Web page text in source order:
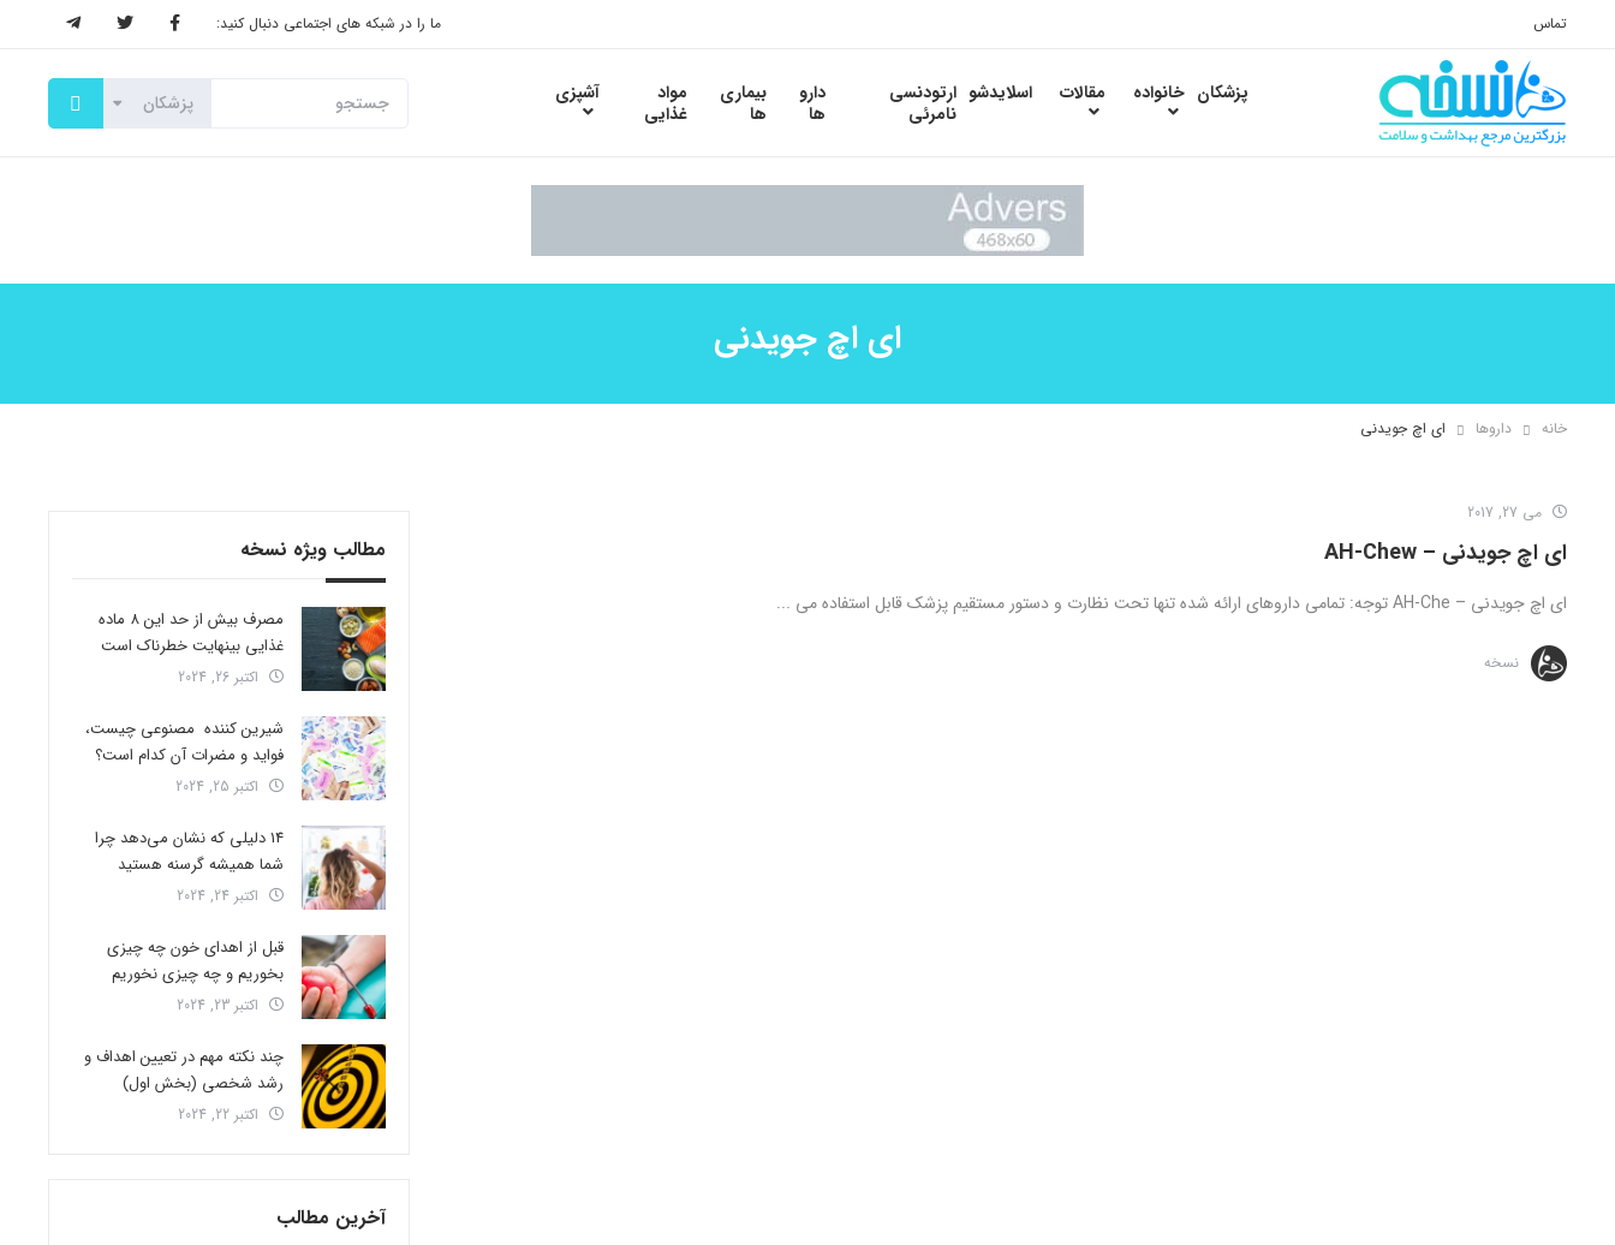
تماس ما را در شبکه های اجتماعی دنبال کنید:
پزشکان خانواده مقالات اسلایدشو ارتودنسی
نامرئی
دارو
ها
بیماری
ها
مواد
غذایی
آشپزی
ای اچ جویدنی
خانه داروها ای اچ جویدنی
می 27, 2017
ای اچ جویدنی – AH-Chew
ای اچ جویدنی – AH-Che توجه: تمامی داروهای ارائه شده تنها تحت نظارت و دستور مستقیم پزشک قابل استفاده می ...
نسخه
مطالب ویژه نسخه
مصرف بیش از حد این 8 ماده
غذایی بینهایت خطرناک است
اکتبر 26, 2024
شیرین کننده مصنوعی چیست،
فواید و مضرات آن کدام است؟
اکتبر 25, 2024
14 دلیلی که نشان می‌دهد چرا
شما همیشه گرسنه هستید
اکتبر 24, 2024
قبل از اهدای خون چه چیزی
بخوریم و چه چیزی نخوریم
اکتبر 23, 2024
چند نکته مهم در تعیین اهداف و
رشد شخصی (بخش اول)
اکتبر 22, 2024
آخرین مطالب